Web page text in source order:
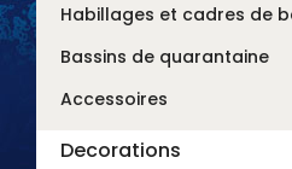
Habillages et cadres de
Bassins de quarantaine
Accessoires
Decorations